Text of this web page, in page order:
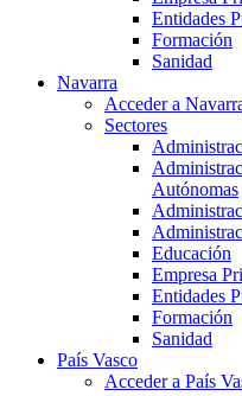
Entidades
Formación
Sanidad
Navarra
Acceder a
Sectores
Autónomas
Educación
Empresa
Entidades
Formación
Sanidad
País Vasco
Acceder a País